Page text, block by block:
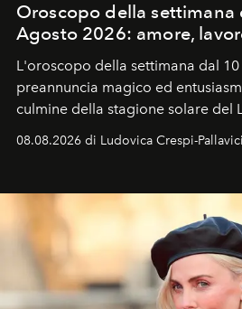
Oroscopo della settimana
Agosto 2026: amore,
L'oroscopo della settimana dal
preannuncia magico ed
culmine della stagione solare del
favorevole della Luna nuova in
ideale per la notte delle Perseidi.
08.08.2026 di Ludovica Crespi-